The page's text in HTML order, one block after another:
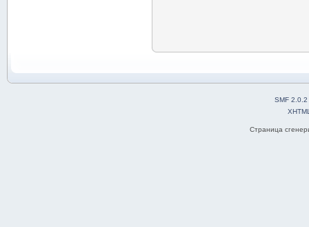
SMF 2.0.2
Страница